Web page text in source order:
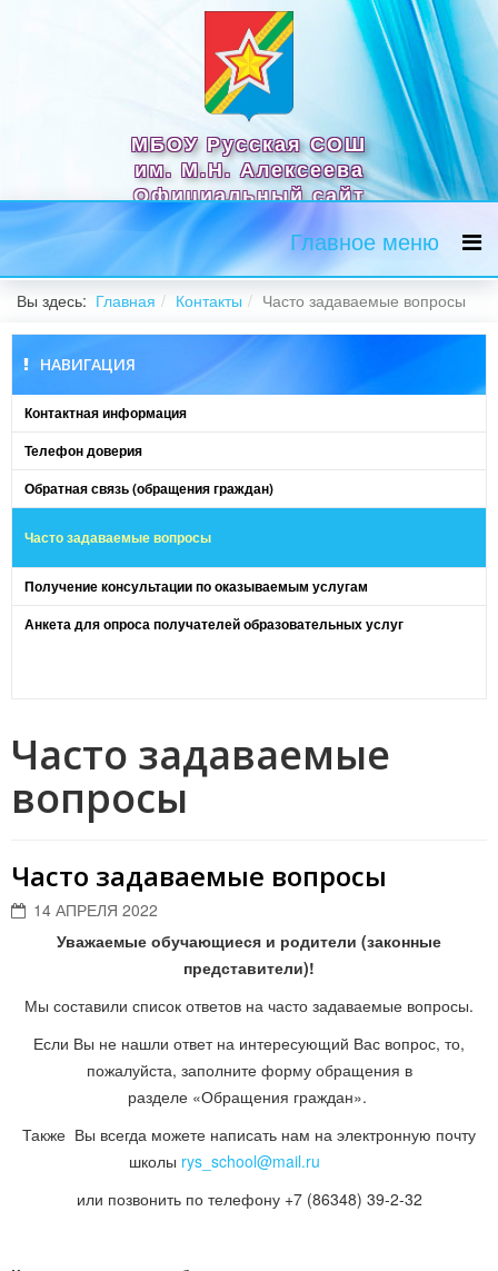
МБОУ Русская СОШ
им. М.Н. Алексеева
Официальный сайт
Главное меню
Вы здесь: Главная Контакты Часто задаваемые вопросы
НАВИГАЦИЯ
Контактная информация
Телефон доверия
Обратная связь (обращения граждан)
Часто задаваемые вопросы
Получение консультации по оказываемым услугам
Анкета для опроса получателей образовательных услуг
Часто задаваемые
вопросы
Часто задаваемые вопросы
14 АПРЕЛЯ 2022
Уважаемые обучающиеся и родители (законные
представители)!
Мы составили список ответов на часто задаваемые вопросы.
Если Вы не нашли ответ на интересующий Вас вопрос, то,
пожалуйста, заполните форму обращения в
разделе «Обращения граждан».
Также Вы всегда можете написать нам на электронную почту
школы rys_school@mail.ru
или позвонить по телефону +7 (86348) 39-2-32